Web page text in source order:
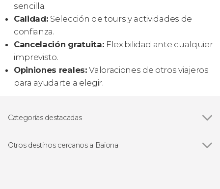
sencilla.
Calidad: Selección de tours y actividades de
confianza.
Cancelación gratuita: Flexibilidad ante cualquier
imprevisto.
Opiniones reales: Valoraciones de otros viajeros
para ayudarte a elegir.
Categorías destacadas
Otros destinos cercanos a Baiona